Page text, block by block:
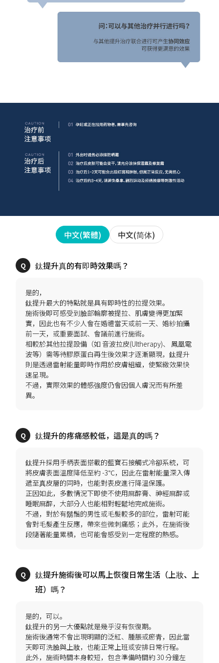
中文(繁體) 中文(简体)
是的，
鈦提升最大的特點就是具有即時性的拉提效果。
施術後即可感受到臉部輪廓被提拉、肌膚變得更加緊
實，因此也有不少人會在婚禮當天或前一天、婚紗拍攝
前一天，或重要面試、會議前進行施術。
相較於其他拉提設備（如 音波拉皮(Ultherapy)、 鳳凰電
波等）需等待膠原蛋白再生後效果才逐漸顯現，鈦提升
則是透過雷射能量即時作用於皮膚組織，使緊緻效果快
速呈現。
不過，實際效果的體感強度仍會因個人膚況而有所差
鈦提升採用手柄表面搭載的藍寶石接觸式冷卻系統，可
將皮膚表面溫度降低至約 -3℃，因此在雷射能量深入傳
遞至真皮層的同時，也能對表皮進行降溫保護。
正因如此，多數情況下即使不使用麻醉膏、神經麻醉或
睡眠麻醉，大部分人也能相對輕鬆地完成施術。
不過，對於有鬍鬚的男性或毛髮較多的部位，雷射可能
會對毛髮產生反應，帶來些微刺痛感；此外，在施術後
鈦提升施術後可以馬上恢復日常生活（上妝、上
是的，可以。
鈦提升的另一大優點就是幾乎沒有恢復期。
施術後通常不會出現明顯的泛紅、腫脹或瘀青，因此當
天即可洗臉與上妝，也能正常上班或安排日常行程。
此外，施術時間本身較短，包含準備時間約 30 分鐘左